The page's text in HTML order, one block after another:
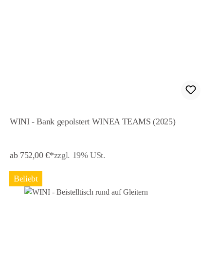
WINI - Bank gepolstert WINEA TEAMS (2025)
ab 752,00 €*zzgl. 19% USt.
Beliebt